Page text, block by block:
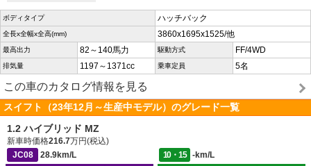
ボディタイプ ハッチバック
全長x全幅x全高(mm) 3860x1695x1525/他
最高出力 82～140馬力 駆動方式 FF/4WD
排気量 1197～1371cc 乗車定員 5名
この車のカタログ情報を見る
スイフト（23年12月～生産中モデル）のグレード一覧
1.2 ハイブリッド MZ
新車時価格216.7万円(税込)
JC08
28.9km/L 10・15
-km/L